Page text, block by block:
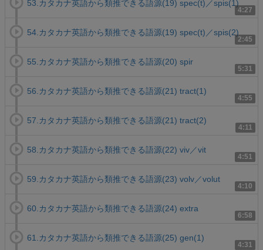
4:27
53.カタカナ英語から類推できる語源(19) spec(t)／spis(1)
2:45
54.カタカナ英語から類推できる語源(19) spec(t)／spis(2)
5:31
55.カタカナ英語から類推できる語源(20) spir
4:55
56.カタカナ英語から類推できる語源(21) tract(1)
4:11
57.カタカナ英語から類推できる語源(21) tract(2)
4:51
58.カタカナ英語から類推できる語源(22) viv／vit
4:10
59.カタカナ英語から類推できる語源(23) volv／volut
6:58
60.カタカナ英語から類推できる語源(24) extra
4:31
61.カタカナ英語から類推できる語源(25) gen(1)